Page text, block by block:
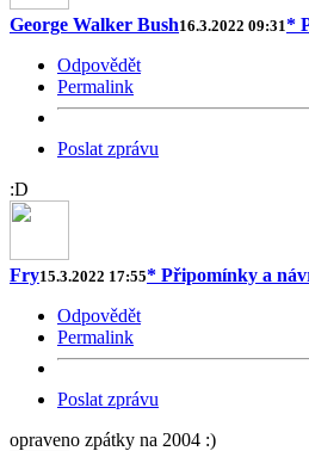
George Walker Bush16.3.2022 09:31*
Odpovědět
Permalink
Poslat zprávu
:D
Fry15.3.2022 17:55* Připomínky a
Odpovědět
Permalink
Poslat zprávu
opraveno zpátky na 2004 :)